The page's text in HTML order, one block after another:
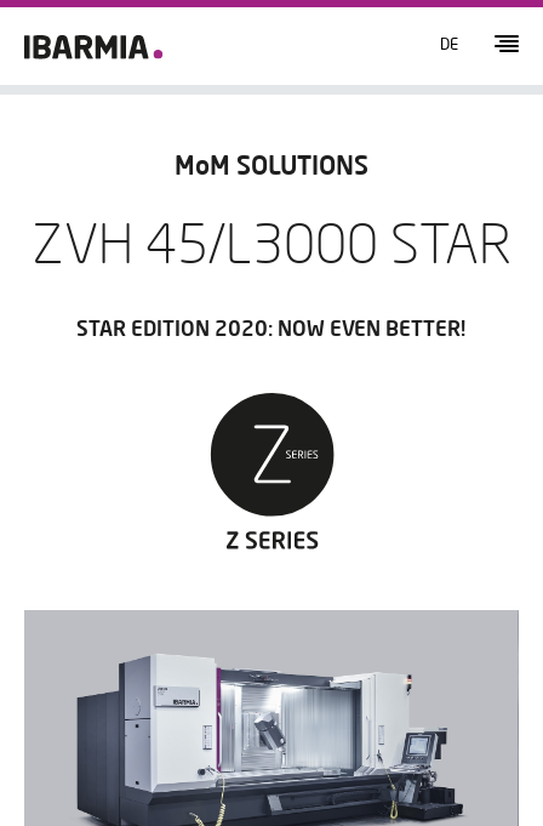
DE
MoM SOLUTIONS
ZVH 45/L3000 STAR
STAR EDITION 2020: NOW EVEN BETTER!